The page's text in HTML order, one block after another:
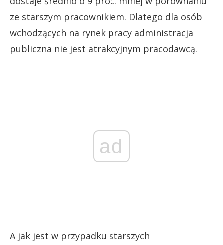
ze starszym pracownikiem. Dlatego dla osób
wchodzących na rynek pracy administracja
publiczna nie jest atrakcyjnym pracodawcą.
ad
A jak jest w przypadku starszych